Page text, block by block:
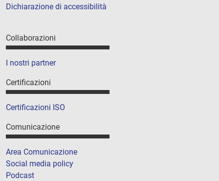
Dichiarazione di accessibilità
Collaborazioni
I nostri partner
Certificazioni
Certificazioni ISO
Comunicazione
Area Comunicazione
Social media policy
Podcast